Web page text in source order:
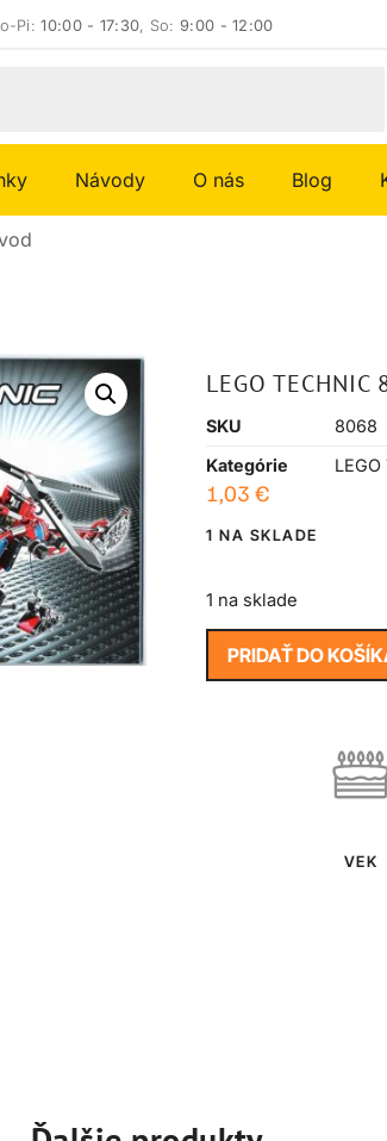
Pi:10:00 - 17:30, So:9:00 - 12:00
Návody O nás Blog
LEGO TECHNIC
SKU
8068
Kategórie
1,03 €
1 NA SKLADE
1 na sklade
PRIDAŤ DO
VEK